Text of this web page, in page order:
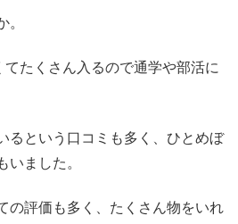
。
たくさん入るので通学や部活に
るという口コミも多く、ひとめぼ
いました。
の評価も多く、たくさん物をいれ